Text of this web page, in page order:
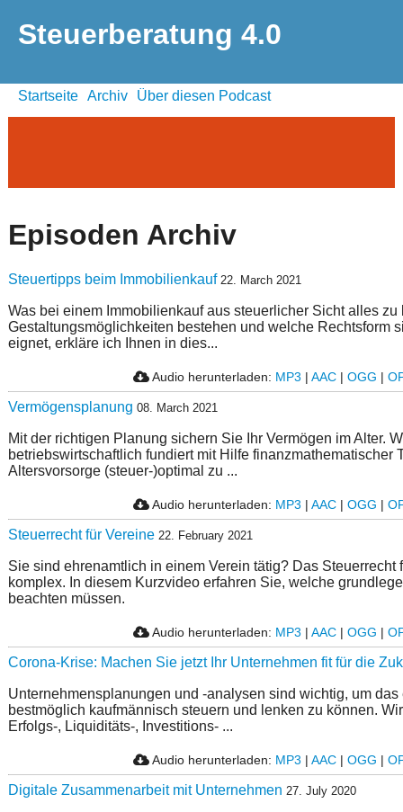
Steuerberatung 4.0
Startseite Archiv Über diesen Podcast
Episoden Archiv
Steuertipps beim Immobilienkauf 22. March 2021
Was bei einem Immobilienkauf aus steuerlicher Sicht alles
Gestaltungsmöglichkeiten bestehen und welche Rechtsform
eignet, erkläre ich Ihnen in dies...
Audio herunterladen: MP3 | AAC| OGG |
Vermögensplanung 08. March 2021
Mit der richtigen Planung sichern Sie Ihr Vermögen im Alter.
betriebswirtschaftlich fundiert mit Hilfe finanzmathematischer
Altersvorsorge (steuer-)optimal zu ...
Audio herunterladen: MP3 | AAC| OGG |
Steuerrecht für Vereine 22. February 2021
Sie sind ehrenamtlich in einem Verein tätig? Das Steuerrecht
komplex. In diesem Kurzvideo erfahren Sie, welche
beachten müssen.
Audio herunterladen: MP3 | AAC| OGG |
Corona-Krise: Machen Sie jetzt Ihr Unternehmen fit für die
Unternehmensplanungen und -analysen sind wichtig, um
bestmöglich kaufmännisch steuern und lenken zu können.
Erfolgs-, Liquiditäts-, Investitions- ...
Audio herunterladen: MP3 | AAC| OGG |
Digitale Zusammenarbeit mit Unternehmen 27. July 2020